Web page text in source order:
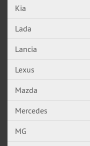
Kia
Lada
Lancia
Lexus
Mazda
Mercedes
MG